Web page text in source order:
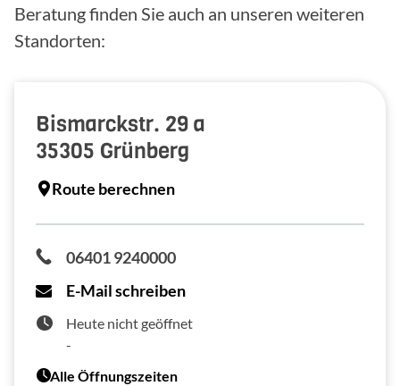
Beratung finden Sie auch an unseren weiteren
Standorten:
Bismarckstr. 29 a
35305 Grünberg
Route berechnen
06401 9240000
E-Mail schreiben
Heute nicht geöffnet
-
Alle Öffnungszeiten